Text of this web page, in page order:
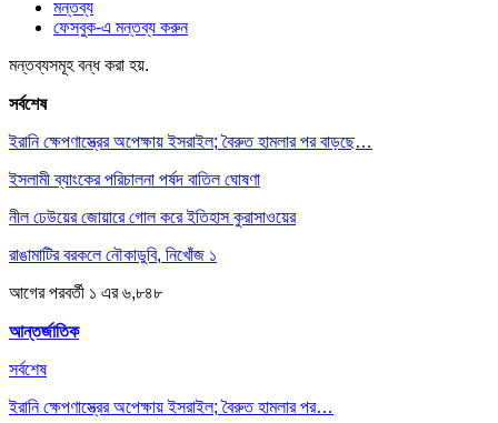
মন্তব্য
ফেসবুক-এ মন্তব্য করুন
মন্তব্যসমূহ বন্ধ করা হয়.
সর্বশেষ
ইরানি ক্ষেপণাস্ত্রের অপেক্ষায় ইসরাইল; বৈরুত হামলার পর বাড়ছে…
ইসলামী ব্যাংকের পরিচালনা পর্ষদ বাতিল ঘোষণা
নীল ঢেউয়ের জোয়ারে গোল করে ইতিহাস কুরাসাওয়ের
রাঙামাটির বরকলে নৌকাডুবি, নিখোঁজ ১
আগেরপরবর্তী ১ এর ৬,৮৪৮
আন্তর্জাতিক
সর্বশেষ
ইরানি ক্ষেপণাস্ত্রের অপেক্ষায় ইসরাইল; বৈরুত হামলার পর…